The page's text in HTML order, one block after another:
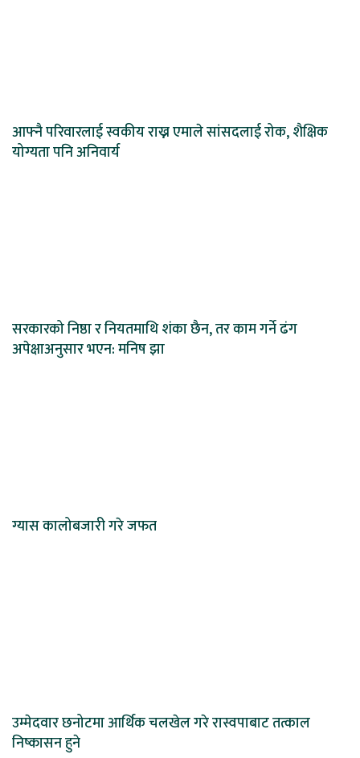
आफ्नै परिवारलाई स्वकीय राख्न एमाले सांसदलाई रोक, शैक्षिक
योग्यता पनि अनिवार्य
सरकारको निष्ठा र नियतमाथि शंका छैन, तर काम गर्ने ढंग
अपेक्षाअनुसार भएन: मनिष झा
ग्यास कालोबजारी गरे जफत
उम्मेदवार छनोटमा आर्थिक चलखेल गरे रास्वपाबाट तत्काल
निष्कासन हुने